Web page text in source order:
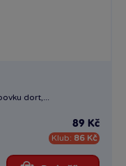
dort,...
89 Kč
Klub: 86 Kč